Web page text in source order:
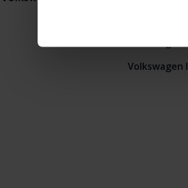
Volkswagen